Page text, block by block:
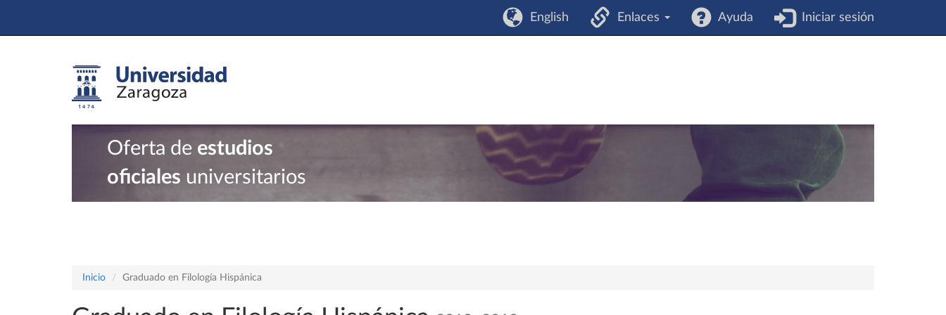
English Enlaces Ayuda Iniciar sesión
Oferta de estudios
oficiales universitarios
Inicio Graduado en Filología Hispánica